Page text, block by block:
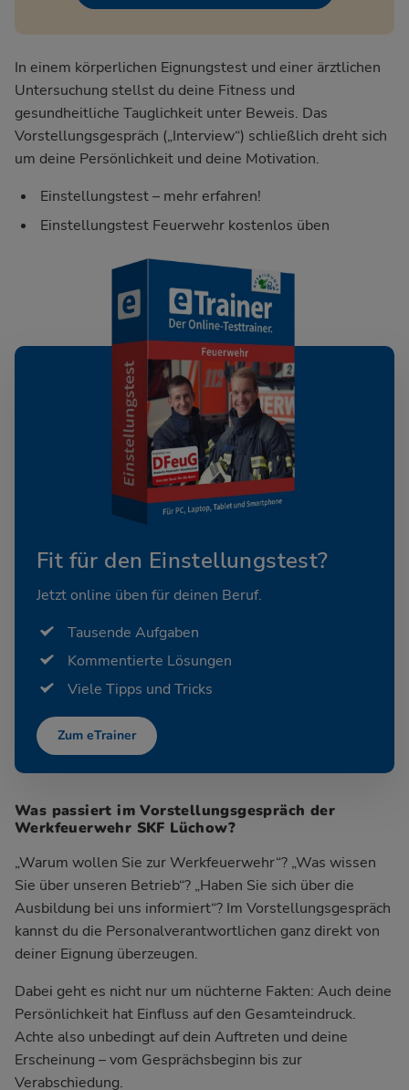
In einem körperlichen Eignungstest und einer ärztlichen
Untersuchung stellst du deine Fitness und
gesundheitliche Tauglichkeit unter Beweis. Das
Vorstellungsgespräch („Interview“) schließlich dreht sich
um deine Persönlichkeit und deine Motivation.
Einstellungstest – mehr erfahren!
Einstellungstest Feuerwehr kostenlos üben
Fit für den Einstellungstest?
Jetzt online üben für deinen Beruf.
Tausende Aufgaben
Kommentierte Lösungen
Viele Tipps und Tricks
Zum eTrainer
Was passiert im Vorstellungsgespräch der
Werkfeuerwehr SKF Lüchow?
„Warum wollen Sie zur Werkfeuerwehr“? „Was wissen
Sie über unseren Betrieb“? „Haben Sie sich über die
Ausbildung bei uns informiert“? Im Vorstellungsgespräch
kannst du die Personalverantwortlichen ganz direkt von
deiner Eignung überzeugen.
Dabei geht es nicht nur um nüchterne Fakten: Auch deine
Persönlichkeit hat Einfluss auf den Gesamteindruck.
Achte also unbedingt auf dein Auftreten und deine
Erscheinung – vom Gesprächsbeginn bis zur
Verabschiedung.